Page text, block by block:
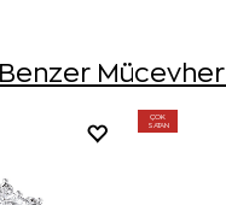
Benzer
ÇOK
SATAN